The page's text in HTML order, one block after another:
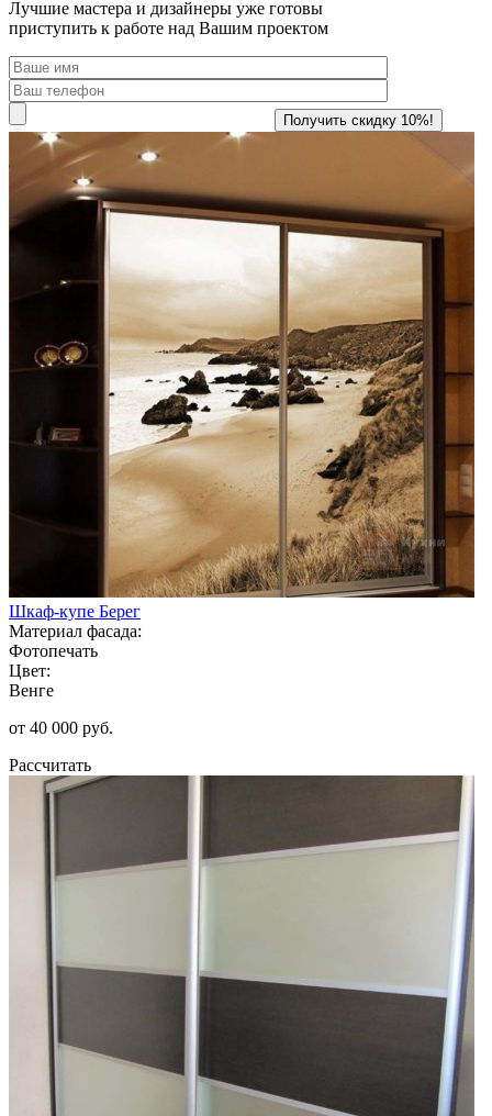
Лучшие мастера и дизайнеры уже готовы
приступить к работе над Вашим проектом
Шкаф-купе Берег
Материал фасада:
Фотопечать
Цвет:
Венге
от 40 000 руб.
Рассчитать